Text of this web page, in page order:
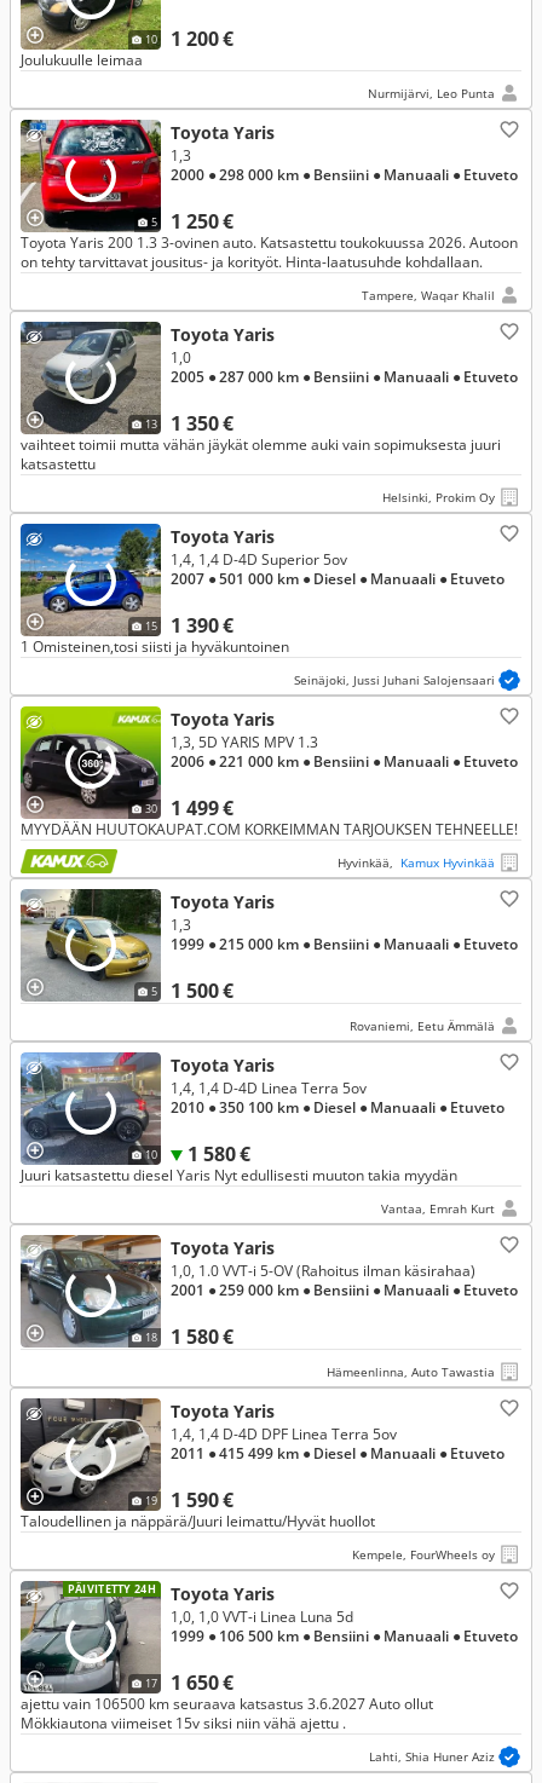
10 1 200 €
Joulukuulle leimaa
Nurmijärvi, Leo Punta
5
Toyota Yaris
1 250 €
1,3
2000 ● 298 000 km ● Bensiini ● Manuaali ● Etuveto
Toyota Yaris 200 1.3 3-ovinen auto. Katsastettu toukokuussa 2026. Autoon
on tehty tarvittavat jousitus- ja korityöt. Hinta-laatusuhde kohdallaan.
Tampere, Waqar Khalil
13
Toyota Yaris
1 350 €
1,0
2005 ● 287 000 km ● Bensiini ● Manuaali ● Etuveto
vaihteet toimii mutta vähän jäykät olemme auki vain sopimuksesta juuri
katsastettu
Helsinki, Prokim Oy
15
Toyota Yaris
1 390 €
1,4, 1,4 D-4D Superior 5ov
2007 ● 501 000 km ● Diesel ● Manuaali ● Etuveto
1 Omisteinen,tosi siisti ja hyväkuntoinen
Seinäjoki, Jussi Juhani Salojensaari
30
Toyota Yaris
1 499 €
1,3, 5D YARIS MPV 1.3
2006 ● 221 000 km ● Bensiini ● Manuaali ● Etuveto
MYYDÄÄN HUUTOKAUPAT.COM KORKEIMMAN TARJOUKSEN TEHNEELLE!
Hyvinkää, Kamux Hyvinkää
5
Toyota Yaris
1 500 €
1,3
1999 ● 215 000 km ● Bensiini ● Manuaali ● Etuveto
Rovaniemi, Eetu Ämmälä
10
Toyota Yaris
1 580 €
1,4, 1,4 D-4D Linea Terra 5ov
2010 ● 350 100 km ● Diesel ● Manuaali ● Etuveto
Juuri katsastettu diesel Yaris Nyt edullisesti muuton takia myydän
Vantaa, Emrah Kurt
18
Toyota Yaris
1 580 €
1,0, 1.0 VVT-i 5-OV (Rahoitus ilman käsirahaa)
2001 ● 259 000 km ● Bensiini ● Manuaali ● Etuveto
Hämeenlinna, Auto Tawastia
19
Toyota Yaris
1 590 €
1,4, 1,4 D-4D DPF Linea Terra 5ov
2011 ● 415 499 km ● Diesel ● Manuaali ● Etuveto
Taloudellinen ja näppärä/Juuri leimattu/Hyvät huollot
Kempele, FourWheels oy
PÄIVITETTY 24H
17
Toyota Yaris
1 650 €
1,0, 1,0 VVT-i Linea Luna 5d
1999 ● 106 500 km ● Bensiini ● Manuaali ● Etuveto
ajettu vain 106500 km seuraava katsastus 3.6.2027 Auto ollut
Mökkiautona viimeiset 15v siksi niin vähä ajettu .
Lahti, Shia Huner Aziz